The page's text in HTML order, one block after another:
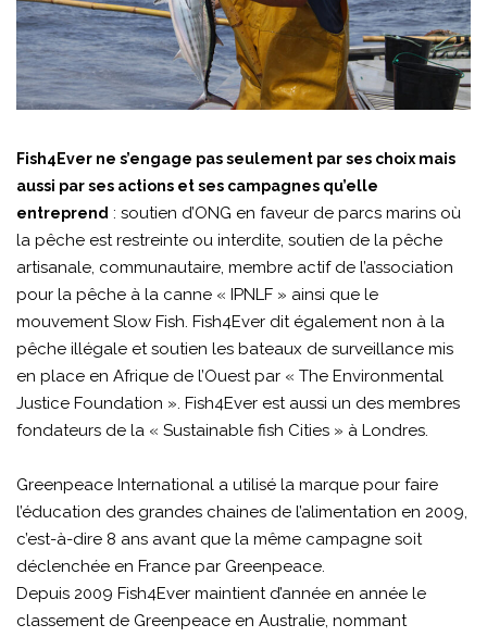
Fish4Ever ne s’engage pas seulement par ses choix mais
aussi par ses actions et ses campagnes qu’elle
entreprend : soutien d’ONG en faveur de parcs marins où
la pêche est restreinte ou interdite, soutien de la pêche
artisanale, communautaire, membre actif de l’association
pour la pêche à la canne « IPNLF » ainsi que le
mouvement Slow Fish. Fish4Ever dit également non à la
pêche illégale et soutien les bateaux de surveillance mis
en place en Afrique de l’Ouest par « The Environmental
Justice Foundation ». Fish4Ever est aussi un des membres
fondateurs de la « Sustainable fish Cities » à Londres.
Greenpeace International a utilisé la marque pour faire
l’éducation des grandes chaines de l’alimentation en 2009,
c’est-à-dire 8 ans avant que la même campagne soit
déclenchée en France par Greenpeace.
Depuis 2009 Fish4Ever maintient d’année en année le
classement de Greenpeace en Australie, nommant